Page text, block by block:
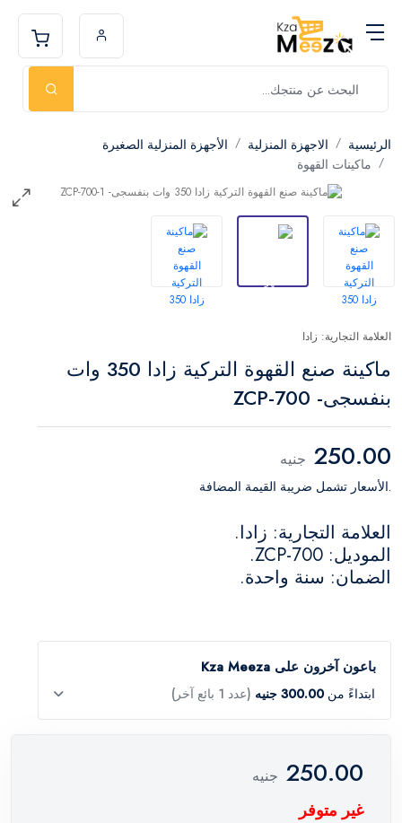
الرئيسية الاجهزة المنزلية
الأجهزة المنزلية الصغيرة
ماكينات القهوة
العلامة التجارية: زادا
ماكينة صنع القهوة التركية زادا 350 وات
بنفسجى- ZCP-700
250.00 جنيه
.الأسعار تشمل ضريبة القيمة المضافة
العلامة التجارية: زادا.
الموديل: ZCP-700.
الضمان: سنة واحدة.
باعون آخرون على Kza Meeza
ابتداءً من 300.00 جنيه (عدد 1 بائع آخر)
250.00 جنيه
غير متوفر